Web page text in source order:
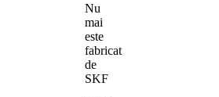
Nu
mai
este
fabricat
de
SKF